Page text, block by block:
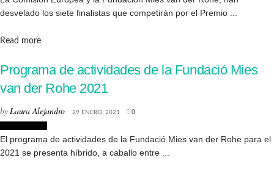
desvelado los siete finalistas que competirán por el Premio ...
Read moreDetails
Programa de actividades de la Fundació Mies
van der Rohe 2021
byLaura Alejandro 29 ENERO, 2021 0
El programa de actividades de la Fundació Mies van der Rohe para el
2021 se presenta híbrido, a caballo entre ...